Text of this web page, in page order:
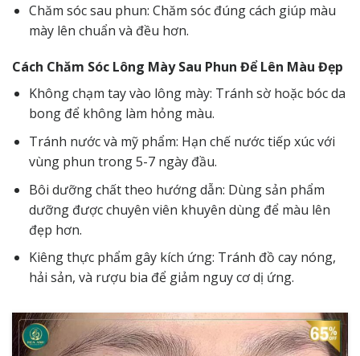
Chăm sóc sau phun: Chăm sóc đúng cách giúp màu
mày lên chuẩn và đều hơn.
Cách Chăm Sóc Lông Mày Sau Phun Để Lên Màu Đẹp
Không chạm tay vào lông mày: Tránh sờ hoặc bóc da
bong để không làm hỏng màu.
Tránh nước và mỹ phẩm: Hạn chế nước tiếp xúc với
vùng phun trong 5-7 ngày đầu.
Bôi dưỡng chất theo hướng dẫn: Dùng sản phẩm
dưỡng được chuyên viên khuyên dùng để màu lên
đẹp hơn.
Kiêng thực phẩm gây kích ứng: Tránh đồ cay nóng,
hải sản, và rượu bia để giảm nguy cơ dị ứng.